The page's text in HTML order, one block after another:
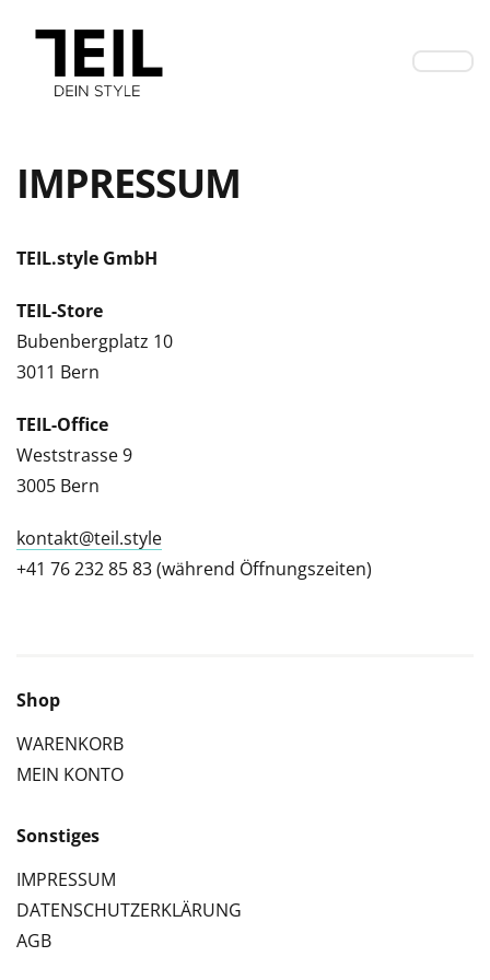
IMPRESSUM
TEIL.style GmbH
TEIL-Store
Bubenbergplatz 10
3011 Bern
TEIL-Office
Weststrasse 9
3005 Bern
kontakt@teil.style
+41 76 232 85 83 (während Öffnungszeiten)
Shop
WARENKORB
MEIN KONTO
Sonstiges
IMPRESSUM
DATENSCHUTZERKLÄRUNG
AGB